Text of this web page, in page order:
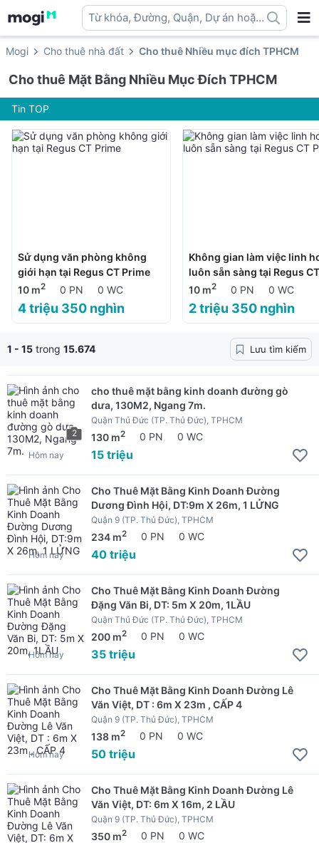
Từ khóa, Đường, Quận, Dự án hoặc
địa danh ...
Mogi Cho thuê nhà đất Cho thuê Nhiều mục đích TPHCM
Cho thuê Mặt Bằng Nhiều Mục Đích TPHCM
Tin TOP
Sử dụng văn phòng không
giới hạn tại Regus CT Prime
10 m2 0 PN 0 WC
4 triệu 350 nghìn
Không gian làm việc linh
luôn sẵn sàng tại Regus CT
Prime
10 m2 0 PN 0 WC
2 triệu 350 nghìn
1 - 15 trong 15.674 Lưu tìm kiếm
2
cho thuê mặt bằng kinh doanh đường gò
dưa, 130M2, Ngang 7m.
Quận Thủ Đức (TP. Thủ Đức), TPHCM
130 m2 0 PN 0 WC
15 triệu
Hôm nay
Cho Thuê Mặt Bằng Kinh Doanh Đường
Dương Đình Hội, DT:9m X 26m, 1 LỬNG
Quận 9 (TP. Thủ Đức), TPHCM
234 m2 0 PN 0 WC
40 triệu
Hôm nay
Cho Thuê Mặt Bằng Kinh Doanh Đường
Đặng Văn Bi, DT: 5m X 20m, 1LẦU
Quận Thủ Đức (TP. Thủ Đức), TPHCM
200 m2 0 PN 0 WC
35 triệu
Hôm nay
Cho Thuê Mặt Bằng Kinh Doanh Đường Lê
Văn Việt, DT : 6m X 23m , CẤP 4
Quận 9 (TP. Thủ Đức), TPHCM
138 m2 0 PN 0 WC
50 triệu
Hôm nay
Cho Thuê Mặt Bằng Kinh Doanh Đường Lê
Văn Việt, DT: 6m X 16m, 2 LẦU
Quận 9 (TP. Thủ Đức), TPHCM
350 m2 0 PN 0 WC